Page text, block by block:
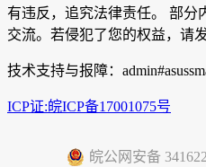
有违反，追究法律责任。 部分
交流。若侵犯了您的权益，请
技术支持与报障：
ICP证:皖ICP备17001075号
皖公网安备